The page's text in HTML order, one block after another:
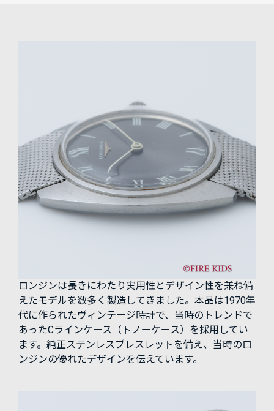
ロンジンは長きにわたり実用性とデザイン性を兼ね備
えたモデルを数多く製造してきました。本品は1970年
代に作られたヴィンテージ時計で、当時のトレンドで
あったCラインケース（トノーケース）を採用してい
ます。純正ステンレスブレスレットを備え、当時のロ
ンジンの優れたデザインを伝えています。